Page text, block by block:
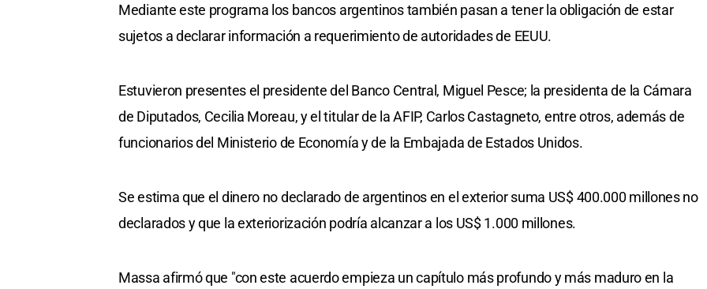
Mediante este programa los bancos argentinos también pasan a tener la obligación de estar
sujetos a declarar información a requerimiento de autoridades de EEUU.
Estuvieron presentes el presidente del Banco Central, Miguel Pesce; la presidenta de la Cámara
de Diputados, Cecilia Moreau, y el titular de la AFIP, Carlos Castagneto, entre otros, además de
funcionarios del Ministerio de Economía y de la Embajada de Estados Unidos.
Se estima que el dinero no declarado de argentinos en el exterior suma US$ 400.000 millones no
declarados y que la exteriorización podría alcanzar a los US$ 1.000 millones.
Massa afirmó que "con este acuerdo empieza un capítulo más profundo y más maduro en la